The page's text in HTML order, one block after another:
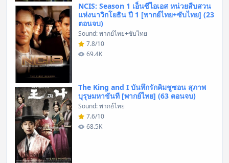
NCIS: Season 1 เอ็นซีไอเอส หน่วยสืบสวน
แห่งนาวิกโยธิน ปี 1 [พากย์ไทย+ซับไทย] (23
ตอนจบ)
Sound: พากย์ไทย+ซับไทย
7.8/10
69.4K
The King and I บันทึกรักคิมชูซอน สุภาพ
บุรุษมหาขันที [พากย์ไทย] (63 ตอนจบ)
Sound: พากย์ไทย
7.6/10
68.5K